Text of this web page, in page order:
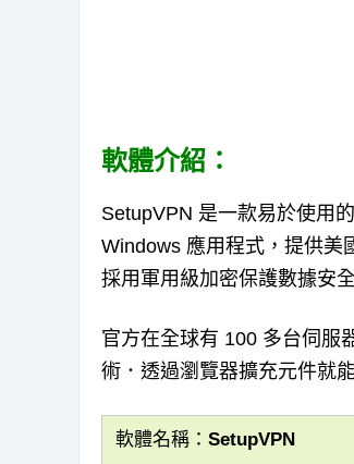
軟體介紹：
SetupVPN 是一款易於使用
Windows 應用程式，提供美
採用軍用級加密保護數據安
官方在全球有 100 多台伺服
術．透過瀏覽器擴充元件就
軟體名稱：SetupVPN